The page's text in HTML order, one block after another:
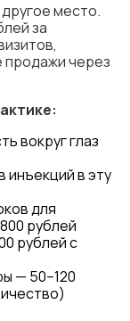
место.
за
продажи через
вокруг глаз
инъекций в эту
для
рублей
рублей с
— 50–120